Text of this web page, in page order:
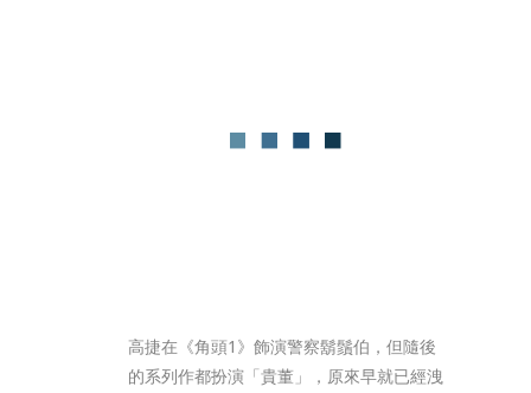
高捷在《角頭1》飾演警察鬍鬚伯，但隨後
的系列作都扮演「貴董」，原來早就已經洩